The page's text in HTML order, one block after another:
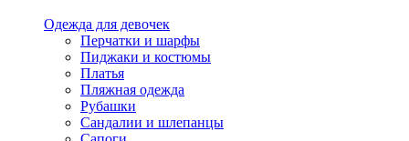
Одежда для девочек
Перчатки и шарфы
Пиджаки и костюмы
Платья
Пляжная одежда
Рубашки
Сандалии и шлепанцы